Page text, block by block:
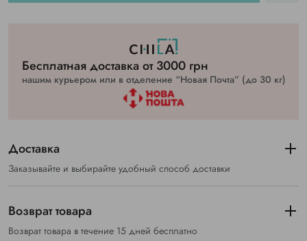
Бесплатная доставка от 3000 грн
нашим курьером или в отделение “Новая Почта” (до 30 кг)
Доставка
Заказывайте и выбирайте удобный способ доставки
Возврат товара
Возврат товара в течение 15 дней бесплатно